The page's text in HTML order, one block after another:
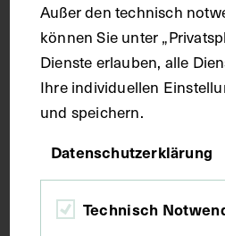
Technik
Kupferstich
Bildmaß inkl. Untergrund
Bildmaß 17 x 12,6 cm
Außer den technisch
können Sie unter
Dienste erlauben, alle
Ihre individuellen
und speichern.
Datenschutzerklärung
Technisch